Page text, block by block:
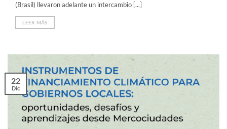
(Brasil) llevaron adelante un intercambio [...]
LEER MÁS
22
Dic